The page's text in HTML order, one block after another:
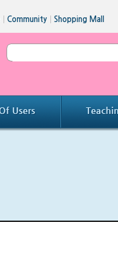
Community Shopping Mall